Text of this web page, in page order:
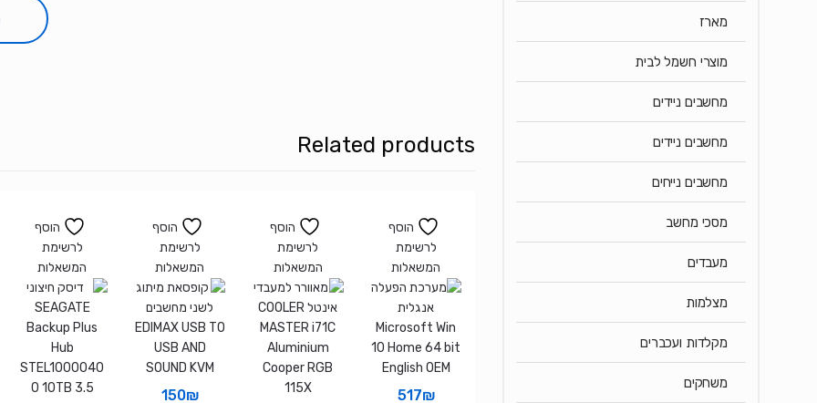
מחשב
27
Related products
הוסף
לרשימת
המשאלות
517₪
הוסף
לרשימת
המשאלות
הוסף
לרשימת
המשאלות
150₪
הוסף
לרשימת
המשאלות
מארז
מוצרי חשמל לבית
מחשבים ניידים
מחשבים ניידים
מחשבים נייחים
מסכי מחשב
מעבדים
מצלמות
מקלדות ועכברים
משחקים